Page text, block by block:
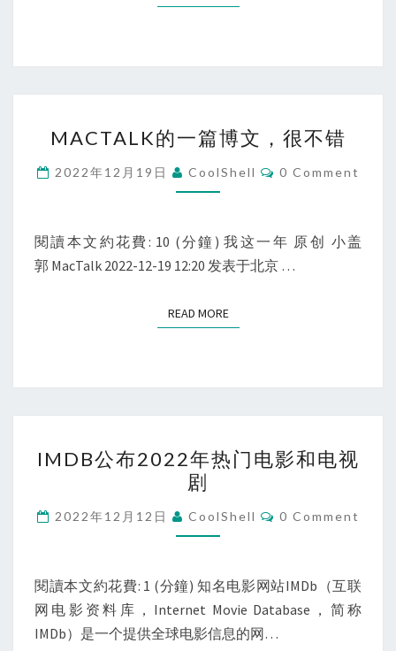
的
一
篇
文，
很
错
MACTALK的一篇博文，很不错
2022年12月19日 CoolShell Comments
0 Comment
閱讀本文約花費: 10 (分鐘) 我这一年 原创 小盖
郭 MacTalk 2022-12-19 12:20 发表于北京 …
READ MOREREAD MORE
公
布
2022
年
门
电
影
IMDB公布2022年热门电影和电视
剧
2022年12月12日 CoolShell Comments
0 Comment
閱讀本文約花費: 1 (分鐘) 知名电影网站IMDb（互联
网电影资料库，Internet Movie Database，简称
IMDb）是一个提供全球电影信息的网…